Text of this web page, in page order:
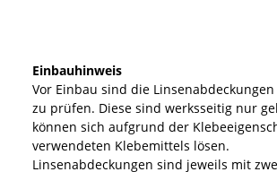
Einbauhinweis
Vor Einbau sind die
zu prüfen. Diese sind werksseitig nur
können sich aufgrund der
verwendeten Klebemittels lösen.
Linsenabdeckungen sind jeweils mit